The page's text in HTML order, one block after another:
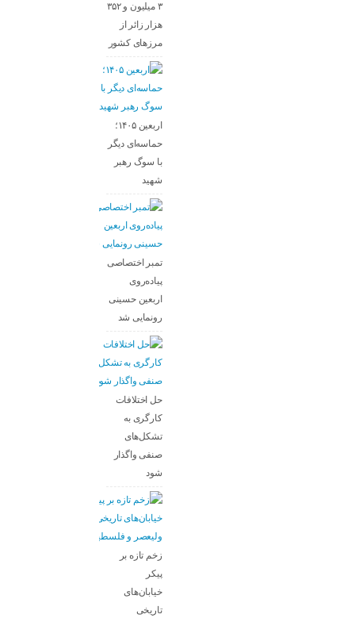
۳ میلیون و ۳۵۲
هزار زائر از
مرزهای کشور
اربعین ۱۴۰۵؛
حماسه‌ای دیگر
با سوگ رهبر
شهید
تمبر اختصاصی
پیاده‌روی
اربعین حسینی
رونمایی شد
حل اختلافات
کارگری به
تشکل‌های
صنفی واگذار
شود
زخم تازه بر
پیکر
خیابان‌های
تاریخی